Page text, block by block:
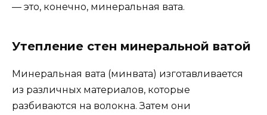
— это, конечно, минеральная вата.
Утепление стен минеральной ватой
Минеральная вата (минвата) изготавливается
из различных материалов, которые
разбиваются на волокна. Затем они